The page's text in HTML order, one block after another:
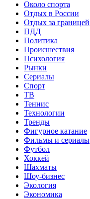
Около спорта
Отдых в России
Отдых за границей
ПДД
Политика
Происшествия
Психология
Рынки
Сериалы
Спорт
ТВ
Теннис
Технологии
Тренды
Фигурное катание
Фильмы и сериалы
Футбол
Хоккей
Шахматы
Шоу-бизнес
Экология
Экономика